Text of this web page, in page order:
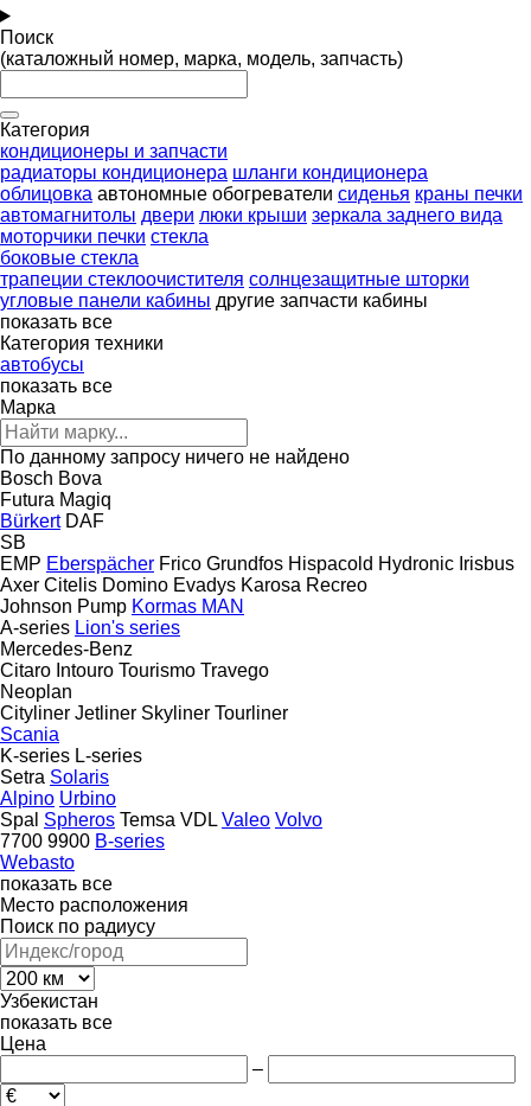
Поиск
(каталожный номер, марка, модель, запчасть)
Категория
кондиционеры и запчасти
радиаторы кондиционера шланги кондиционера
облицовка автономные обогреватели сиденья краны печки
автомагнитолы двери люки крыши зеркала заднего вида
моторчики печки стекла
боковые стекла
трапеции стеклоочистителя солнцезащитные шторки
угловые панели кабины другие запчасти кабины
показать все
Категория техники
автобусы
показать все
Марка
По данному запросу ничего не найдено
Bosch Bova
Futura Magiq
Bürkert DAF
SB
EMP Eberspächer Frico Grundfos Hispacold Hydronic Irisbus
Axer Citelis Domino Evadys Karosa Recreo
Johnson Pump Kormas MAN
A-series Lion's series
Mercedes-Benz
Citaro Intouro Tourismo Travego
Neoplan
Cityliner Jetliner Skyliner Tourliner
Scania
K-series L-series
Setra Solaris
Alpino Urbino
Spal Spheros Temsa VDL Valeo Volvo
7700 9900 B-series
Webasto
показать все
Место расположения
Поиск по радиусу
Узбекистан
показать все
Цена
–